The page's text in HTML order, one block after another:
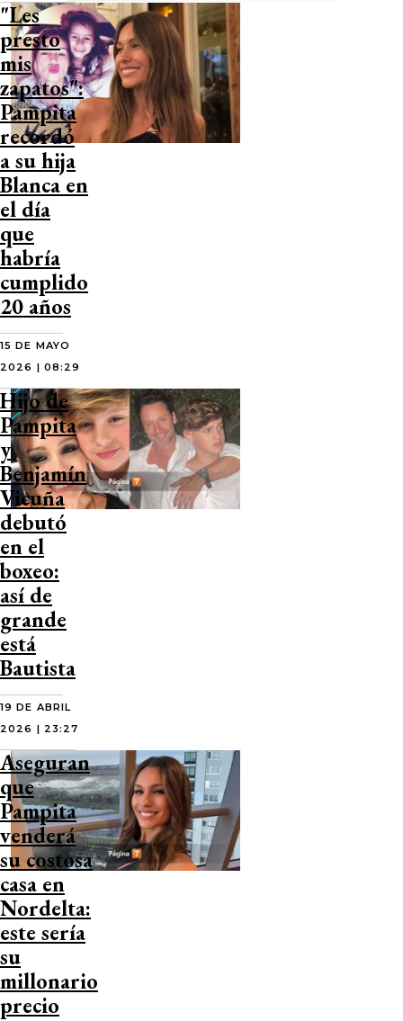
"Les
presto
mis
zapatos":
Pampita
recordó
a su hija
Blanca en
el día
que
habría
cumplido
20 años
15 DE MAYO
2026 | 08:29
Hijo de
Pampita
y
Benjamín
Vicuña
debutó
en el
boxeo:
así de
grande
está
Bautista
19 DE ABRIL
2026 | 23:27
Aseguran
que
Pampita
venderá
su costosa
casa en
Nordelta:
este sería
su
millonario
precio